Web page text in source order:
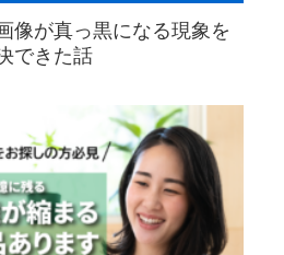
像が真っ黒になる現象を
できた話